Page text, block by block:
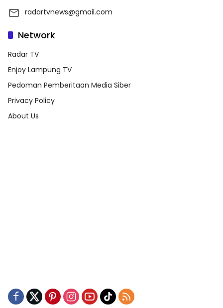
radartvnews@gmail.com
Network
Radar TV
Enjoy Lampung TV
Pedoman Pemberitaan Media Siber
Privacy Policy
About Us